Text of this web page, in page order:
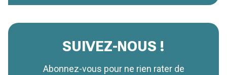
SUIVEZ-NOUS !
Abonnez-vous pour ne rien rater de